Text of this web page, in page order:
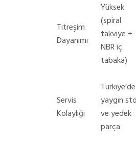
Titreşim
Dayanımı
Yüksek
(spiral
takviye +
NBR iç
tabaka)
Servis
Kolaylığı
Türkiye’de
yaygın
ve yedek
parça